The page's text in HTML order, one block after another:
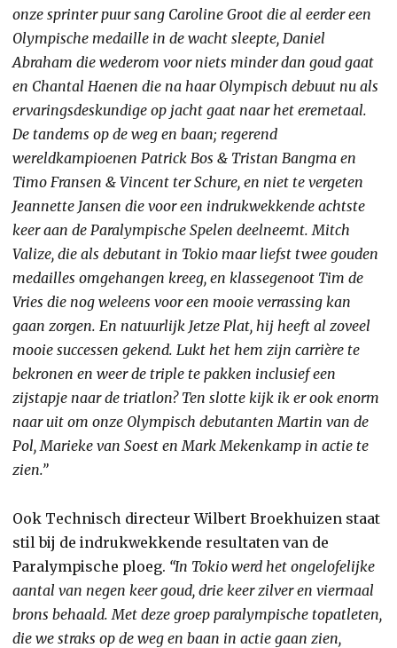
onze sprinter puur sang Caroline Groot die al eerder een
Olympische medaille in de wacht sleepte, Daniel
Abraham die wederom voor niets minder dan goud gaat
en Chantal Haenen die na haar Olympisch debuut nu als
ervaringsdeskundige op jacht gaat naar het eremetaal.
De tandems op de weg en baan; regerend
wereldkampioenen Patrick Bos & Tristan Bangma en
Timo Fransen & Vincent ter Schure, en niet te vergeten
Jeannette Jansen die voor een indrukwekkende achtste
keer aan de Paralympische Spelen deelneemt. Mitch
Valize, die als debutant in Tokio maar liefst twee gouden
medailles omgehangen kreeg, en klassegenoot Tim de
Vries die nog weleens voor een mooie verrassing kan
gaan zorgen. En natuurlijk Jetze Plat, hij heeft al zoveel
mooie successen gekend. Lukt het hem zijn carrière te
bekronen en weer de triple te pakken inclusief een
zijstapje naar de triatlon? Ten slotte kijk ik er ook enorm
naar uit om onze Olympisch debutanten Martin van de
Pol, Marieke van Soest en Mark Mekenkamp in actie te
zien.”
Ook Technisch directeur Wilbert Broekhuizen staat
stil bij de indrukwekkende resultaten van de
Paralympische ploeg. “In Tokio werd het ongelofelijke
aantal van negen keer goud, drie keer zilver en viermaal
brons behaald. Met deze groep paralympische topatleten,
die we straks op de weg en baan in actie gaan zien,